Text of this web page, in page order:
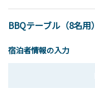
BBQテーブル（8名用）
宿泊者情報の入力